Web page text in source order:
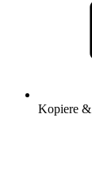
Kopiere &